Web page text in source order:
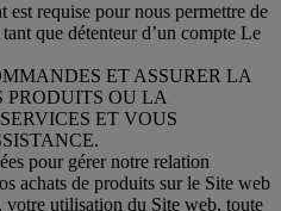
est requise pour nous permettre de
que détenteur d’un compte Le
ET ASSURER LA
PRODUITS OU LA
ET VOUS
pour gérer notre relation
achats de produits sur le Site web
votre utilisation du Site web, toute